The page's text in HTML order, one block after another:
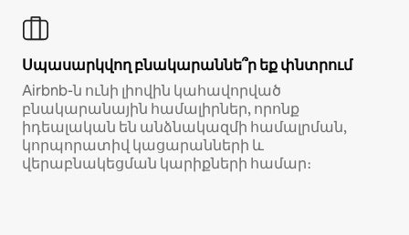
Սպասարկվող բնակարաննե՞ր եք փնտրում
Airbnb-ն ունի լիովին կահավորված
բնակարանային համալիրներ, որոնք
իդեալական են անձնակազմի համալրման,
կորպորատիվ կացարանների և
վերաբնակեցման կարիքների համար։